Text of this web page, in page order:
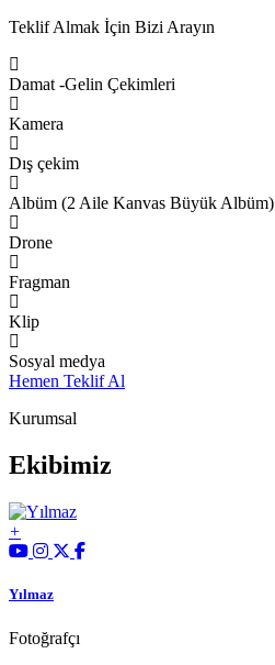
Teklif Almak İçin Bizi Arayın
Damat -Gelin Çekimleri
Kamera
Dış çekim
Albüm (2 Aile Kanvas Büyük Albüm)
Drone
Fragman
Klip
Sosyal medya
Hemen Teklif Al
Kurumsal
Ekibimiz
Yılmaz
Fotoğrafçı